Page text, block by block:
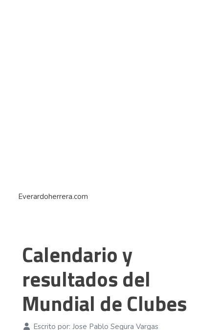
Everardoherrera.com
Calendario y
resultados del
Mundial de Clubes
Escrito por: Jose Pablo Segura Vargas